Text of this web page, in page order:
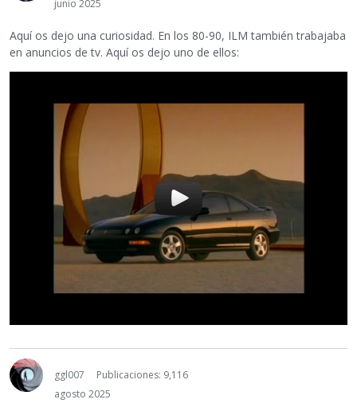
junio 2025
Aquí os dejo una curiosidad. En los 80-90, ILM también trabajaba
en anuncios de tv. Aquí os dejo uno de ellos:
ggl007
Publicaciones: 9,116
agosto 2025